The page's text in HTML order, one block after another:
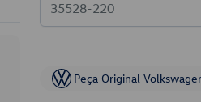
Peça Original